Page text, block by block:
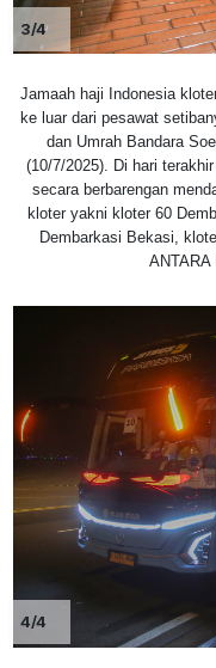
3/4
Jamaah haji Indonesia
ke luar dari pesawat
dan Umrah Bandara
(10/7/2025). Di hari
secara berbarengan
kloter yakni kloter 60
Dembarkasi Bekasi,
ANTARA
4/4